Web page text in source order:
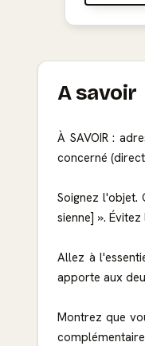
A savoir
À SAVOIR :
concerné
Soignez
sienne] ».
Allez à
apporte aux
Montrez que